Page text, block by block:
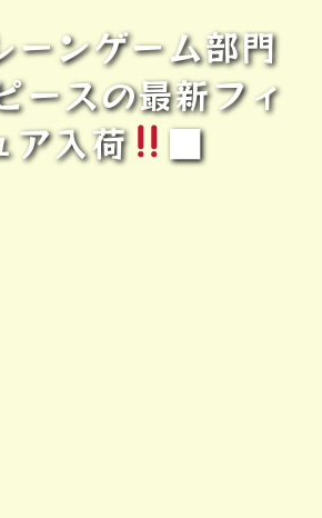
ーンゲーム部門
ースの最新フィ
ア入荷
■